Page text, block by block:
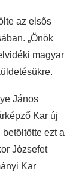
az elsős
„Önök
magyar
János
Kar új
ezt a
Józsefet
Kar